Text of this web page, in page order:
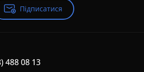
Підписатися
488 08 13